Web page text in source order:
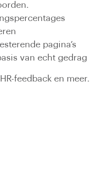
pagina’s
van echt gedrag
feedback en meer.